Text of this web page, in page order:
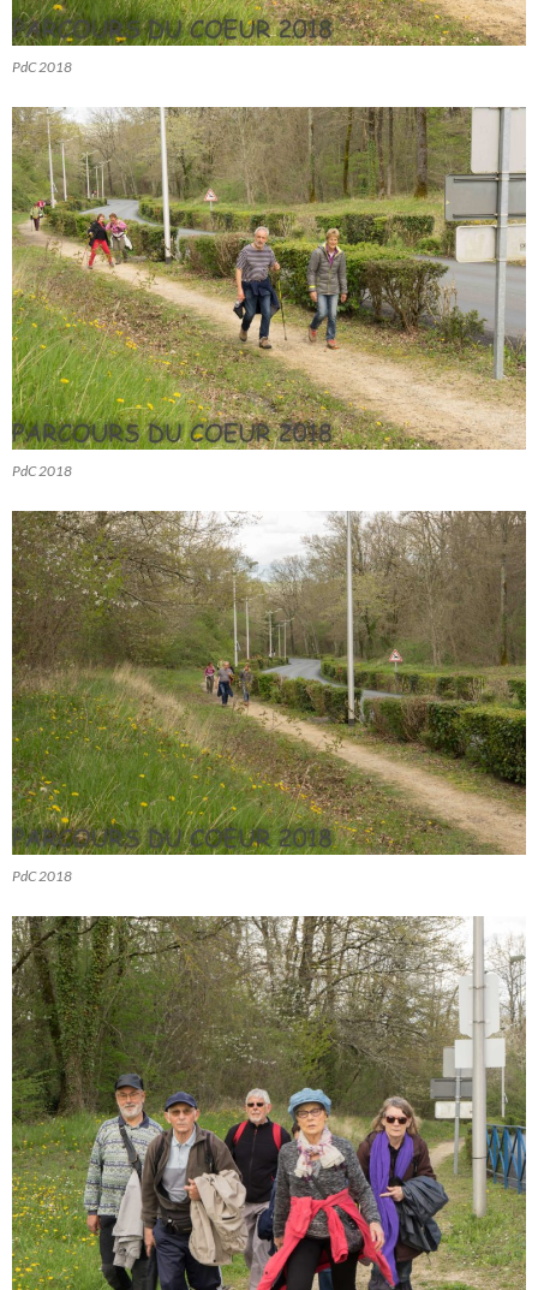
PdC 2018
PdC 2018
PdC 2018